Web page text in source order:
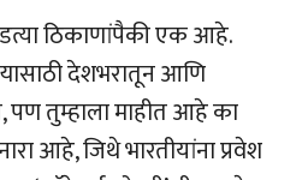
ठिकाणांपैकी एक आहे.
देशभरातून आणि
तुम्हाला माहीत आहे का
आहे, जिथे भारतीयांना प्रवेश